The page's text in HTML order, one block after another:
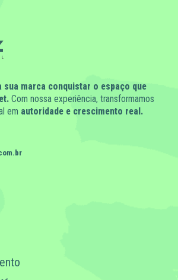
sua marca conquistar o espaço que
Com nossa experiência, transformamos
em autoridade e crescimento real.